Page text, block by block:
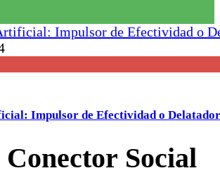
Impulsor de Efectividad o Delatador
Conector Social